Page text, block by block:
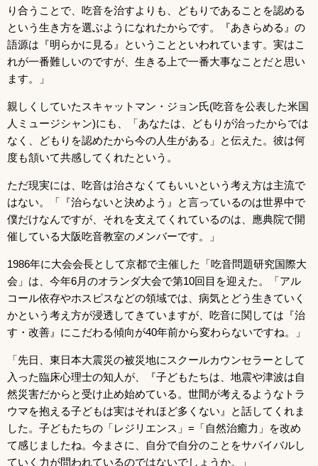
り合うことで、吃音を治すよりも、どもりであることを認める
という生き方を選ぶようになれたからです。『あきらめる』の
語源は『明らかに見る』ということといわれています。実はこ
れが一番難しいのですが、生きる上で一番大事なことだと思い
ます。」
親しくしていたスキャットマン・ジョン氏(吃音を公表した米国
人ミュージシャン)にも、「あなたは、どもりが治ったからでは
なく、どもりを認めたから今の人生がある」と伝えた。彼は何
度も頷いて共感してくれたという。
ただ現実には、吃音は治さなくてもいいという考え方は主流で
はない。「『治らないと決めよう』と言っているのは世界中で
僕だけなんですが、それを支えてくれているのは、應典院で開
催している大阪吃音教室のメンバーです。」
1986年に大会会長として京都で主催した「吃音問題研究国際大
会」は、今年6月のオランダ大会で第10回目を迎えた。「アル
コール依存やホスピスなどの領域では、病気とどう生きていく
かという考え方が浸透してきていますが、吃音に関しては『治
す・改善』にこだわる傾向が40年前から変わらないですね。」
「先日、東日本大震災の被災地にスクールカウンセラーとして
入った臨床心理士の知人が、『子どもたちは、地震や津波は自
然災害だからと受け止め始めている。世間が考えるようなトラ
ウマを抱える子どもは実はそれほど多くない』と話してくれま
した。子どもたちの「レジリエンス」=「自然治癒力」を改め
て感じましたね。今まさに、自分で自分のことをサバイバルし
ていく力が問われているのではないでしょうか。」